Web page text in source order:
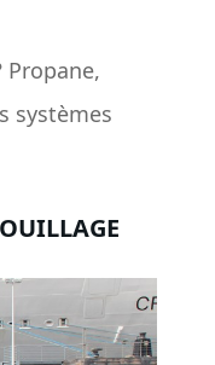
systèmes